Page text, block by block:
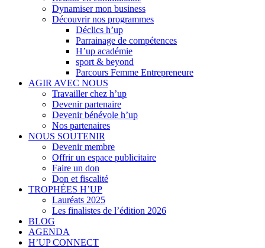
Dynamiser mon business
Découvrir nos programmes
Déclics h’up
Parrainage de compétences
H’up académie
sport & beyond
Parcours Femme Entrepreneure
AGIR AVEC NOUS
Travailler chez h’up
Devenir partenaire
Devenir bénévole h’up
Nos partenaires
NOUS SOUTENIR
Devenir membre
Offrir un espace publicitaire
Faire un don
Don et fiscalité
TROPHÉES H’UP
Lauréats 2025
Les finalistes de l’édition 2026
BLOG
AGENDA
H’UP CONNECT